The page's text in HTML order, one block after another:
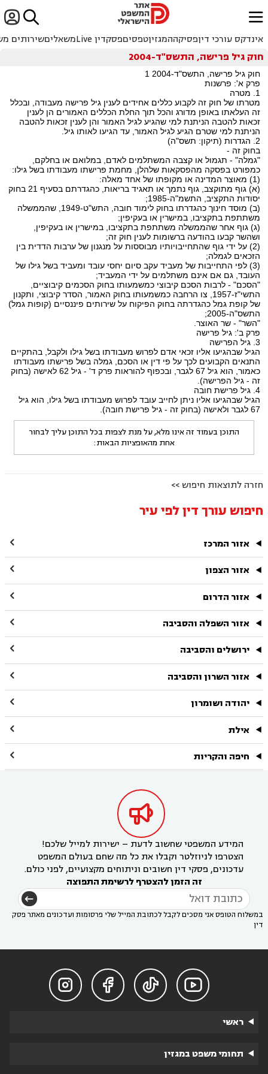

ﱐ
אינדקס עורכי דיןפסיקההמגזיןטפסיםפסקדין Live משאליםשירותים
חוק גיל פרישה, התשס"ד-2004
חוק גיל פרישה, התשס"ד-2004 1
פרק א': פרשנות
1. מטרה
מטרתו של חוק זה לקבוע כללים אחידים לענין גיל פרישה מעבודה, ובכלל
זה העלאתו באופן מדורג והכל תוך החלת הכללים האמורים הן לענין
זכאות להטבה הניתנת למי שהגיע לגיל האמור והן לענין זכאות להטבה
הניתנת למי שטרם הגיע לגיל האמור, עד הגיעו לאותו גיל.
2. הגדרות (תיקון: תשס"ה)
בחוק זה -
"גמלה" - תגמול או קצבה המשתלמים לאדם, במלואם או בחלקם,
כמפורט בפסקה מהפסקאות שלהלן, מחמת פרישתו מעבודתו בשל גילו:
(1) מאוצר המדינה או מקופתו של אחד מאלה:
(א) גוף מתוקצב, גוף נתמך או תאגיד בריאות, כהגדרתם בסעיף 21 בחוק
יסודות התקציב, התשמ"ה-1985;
(ב) מוסד חינוך כהגדרתו בחוק לימוד חובה, התש"ט-1949, שהממשלה
משתתפת בתקציבו, במישרין או בעקיפין;
(ג) גוף אחר שהממשלה משתתפת בתקציבו, במישרין או בעקיפין,
ושהשר קבעו בהודעה ברשומות לענין חוק זה;
(2) על ידי גוף שהתחייבויותיו מבוססות על מנגנון של ערבות הדדית בין
הזכאים לגמלה;
(3) לפי התחייבות של מעביד עקב סיום יחסי עובד ומעביד בשל גילו של
העובד, גם אם אינם משתלמים על ידי המעביד;
"הסכם" - לרבות הסכם קיבוצי כמשמעותו בחוק הסכמים קיבוציים,
התשי"ז-1957, צו הרחבה כמשמעותו בחוק האמור, הסדר קיבוצי, ותקנון
של קופת גמל כהגדרתה בחוק הפיקוח על שירותים פיננסיים (קופות גמל)
התשס"ה-2005;
"השר" - שר האוצר.
פרק ב': גיל פרישה
3. גיל הפרישה
הגיל שבהגיעו אליו זכאי אדם לפרוש מעבודתו בשל גילו ולקבל, בהתקיים
התנאים הקבועים לכך על פי דין או הסכם, גמלה בשל פרישתו מעבודתו
כאמור, הוא גיל 67 לגבר, ובכפוף להוראות פרק ד' - גיל 62 לאישה (בחוק
זה - גיל הפרישה).
4. גיל פרישת חובה
הגיל שבהגיעו אליו ניתן לחייב עובד לפרוש מעבודתו בשל גילו, הוא גיל
67 לגבר ולאישה (בחוק זה - גיל פרישת חובה).
התוכן בעמוד זה אינו מלא, על מנת לצפות בכל התוכן עליך לבחור
אחת מהאופציות הבאות:
חזרה לתוצאות חיפוש >>
חיפוש עורך דין לפי עיר
אזור המרכז 
אזור הצפון 
אזור הדרום 
אזור השפלה והסביבה 
ירושלים והסביבה 
אזור השרון והסביבה 
יהודה ושומרון 
אילת 
חיפה והקריות 

המידע המשפטי שחשוב לדעת – ישירות למייל שלכם!
הצטרפו לניוזלטר וקבלו את כל מה שחם בעולם המשפט
עדכונים, פסקי דין חשובים וניתוחים מקצועיים, לפני כולם.
זה הזמן להצטרף לרשימת התפוצה
במשלוח הטופס אני מסכים לקבל לכתובת המייל שלי פרסומות ועדכונים מאתר פסק
דין




ראשי
תחומי משפט במגזין